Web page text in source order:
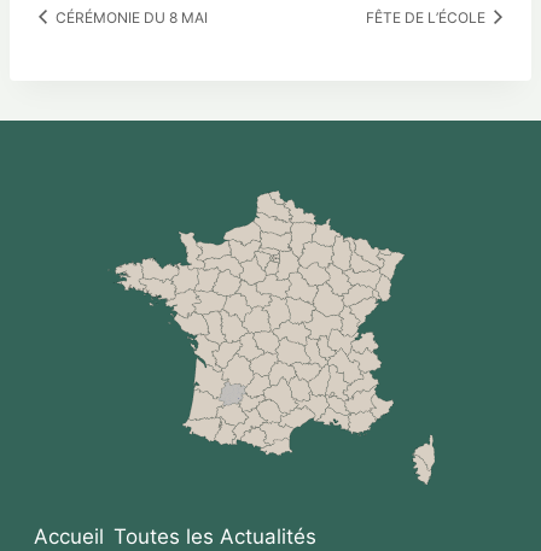
CÉRÉMONIE DU 8 MAI FÊTE DE L’ÉCOLE
Accueil Toutes les Actualités